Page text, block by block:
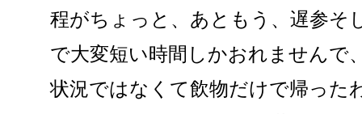
程がちょっと、あともう、遅参そ
で大変短い時間しかおれませんで
状況ではなくて飲物だけで帰った